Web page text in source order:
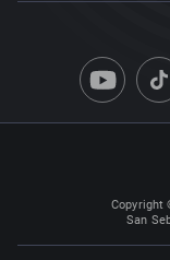
Copyright
San